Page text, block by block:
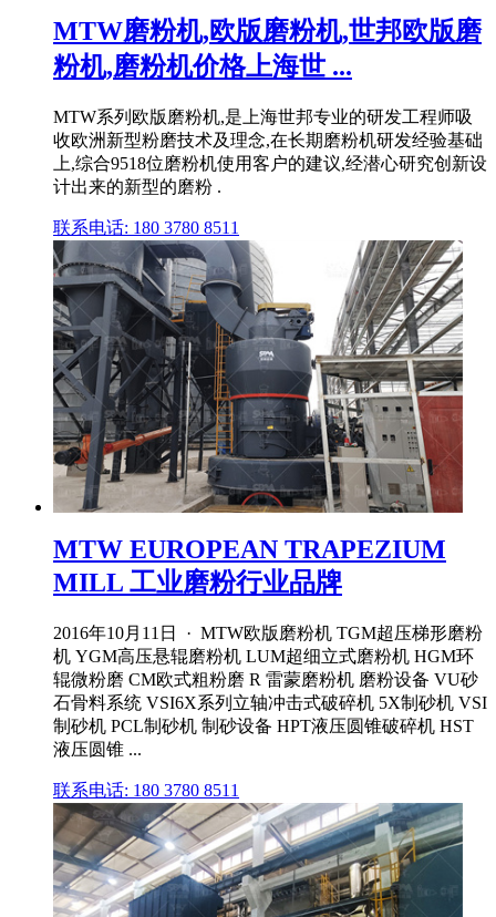
MTW磨粉机,欧版磨粉机,世邦欧版磨
粉机,磨粉机价格上海世 ...
MTW系列欧版磨粉机,是上海世邦专业的研发工程师吸
收欧洲新型粉磨技术及理念,在长期磨粉机研发经验基础
上,综合9518位磨粉机使用客户的建议,经潜心研究创新设
计出来的新型的磨粉 .
联系电话: 180 3780 8511
MTW EUROPEAN TRAPEZIUM
MILL 工业磨粉行业品牌
2016年10月11日 · MTW欧版磨粉机 TGM超压梯形磨粉
机 YGM高压悬辊磨粉机 LUM超细立式磨粉机 HGM环
辊微粉磨 CM欧式粗粉磨 R 雷蒙磨粉机 磨粉设备 VU砂
石骨料系统 VSI6X系列立轴冲击式破碎机 5X制砂机 VSI
制砂机 PCL制砂机 制砂设备 HPT液压圆锥破碎机 HST
液压圆锥 ...
联系电话: 180 3780 8511